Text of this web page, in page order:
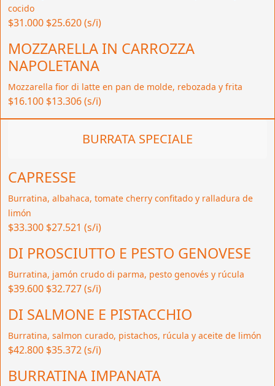
cocido
$31.000 $25.620 (s/i)
MOZZARELLA IN CARROZZA
NAPOLETANA
Mozzarella fior di latte en pan de molde, rebozada y frita
$16.100 $13.306 (s/i)
BURRATA SPECIALE
CAPRESSE
Burratina, albahaca, tomate cherry confitado y ralladura de
limón
$33.300 $27.521 (s/i)
DI PROSCIUTTO E PESTO GENOVESE
Burratina, jamón crudo di parma, pesto genovés y rúcula
$39.600 $32.727 (s/i)
DI SALMONE E PISTACCHIO
Burratina, salmon curado, pistachos, rúcula y aceite de limón
$42.800 $35.372 (s/i)
BURRATINA IMPANATA